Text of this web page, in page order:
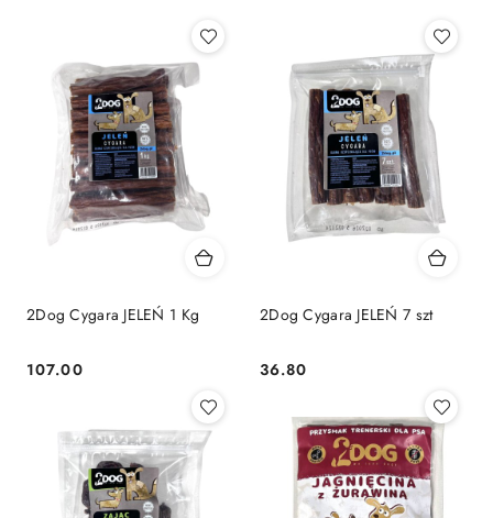
2Dog Cygara JELEŃ 1 Kg
Cena:
107.00
2Dog Cygara JELEŃ 7 szt
Cena:
36.80